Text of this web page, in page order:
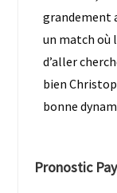
grandement
un match où
d’aller
bien
bonne
Pronostic